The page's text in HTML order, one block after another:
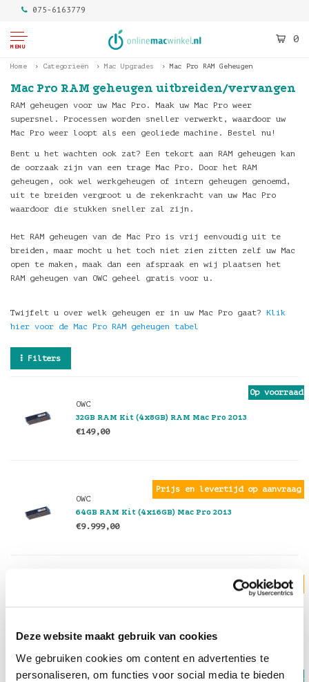
Deze website maakt gebruik van cookies
We gebruiken cookies om content en advertenties te
personaliseren, om functies voor social media te bieden
075-6163779
MENU
0
Home Categorieën Mac Upgrades Mac Pro RAM Geheugen
Mac Pro RAM geheugen uitbreiden/vervangen
RAM geheugen voor uw Mac Pro. Maak uw Mac Pro weer
supersnel. Processen worden sneller verwerkt, waardoor uw
Mac Pro weer loopt als een geoliede machine. Bestel nu!
Bent u het wachten ook zat? Een tekort aan RAM geheugen kan
de oorzaak zijn van een trage Mac Pro. Door het RAM
geheugen, ook wel werkgeheugen of intern geheugen genoemd,
uit te breiden vergroot u de rekenkracht van uw Mac Pro
waardoor die stukken sneller zal zijn.
Het RAM geheugen van de Mac Pro is vrij eenvoudig uit te
breiden, maar mocht u het toch niet zien zitten zelf uw Mac
open te maken, maak dan een afspraak en wij plaatsen het
RAM geheugen van OWC geheel gratis voor u.
Twijfelt u over welk geheugen er in uw Mac Pro gaat? Klik
hier voor de Mac Pro RAM geheugen tabel
Filters
Op voorraad
OWC
32GB RAM Kit (4x8GB) RAM Mac Pro 2013
€149,00
Prijs en levertijd op aanvraag
OWC
64GB RAM Kit (4x16GB) Mac Pro 2013
€9.999,00
Op voorraad OWC levertijd 3 werkdagen
128GB RAM Kit (4x32GB) Mac Pro 2013
Op voorraad